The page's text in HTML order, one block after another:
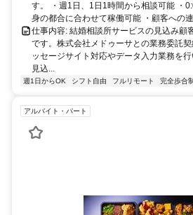
す。 ・週1日、1日1時間から相談可能 ・
身の都合に合わせて稼働可能 ・顧客への
仕事内容: 結婚相談所サービスの見込み顧
です。株式会社メドゥーサとの業務委託
ッセージサイト対応やデータ入力業務を
見込...
週1日からOK シフト自由 フルリモート 完全歩合制
アルバイト・パート